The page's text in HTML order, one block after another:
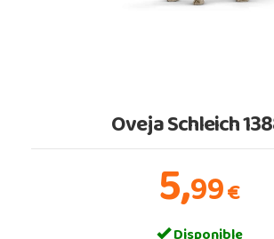
Oveja Schleich
5,99€